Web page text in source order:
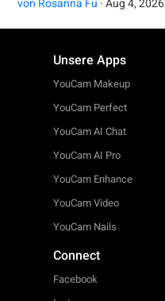
von Rosanna Fu · Aug 4, 2026
Unsere Apps
YouCam Makeup
YouCam Perfect
YouCam AI Chat
YouCam AI Pro
YouCam Enhance
YouCam Video
YouCam Nails
Connect
Facebook